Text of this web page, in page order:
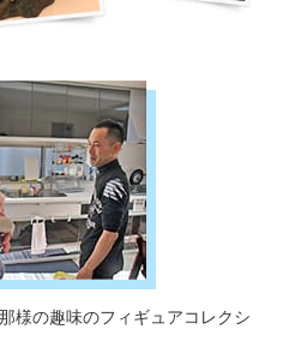
様の趣味のフィギュアコレクシ